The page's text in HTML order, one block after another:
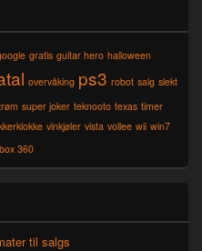
gratis guitar hero halloween
overvåking ps3 robot salg slekt
super joker teknooto texas timer
vinkjøler vista vollee wii win7
360
til salgs